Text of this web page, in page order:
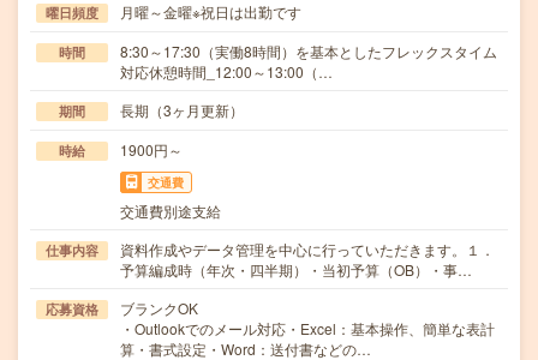
曜日頻度 月曜～金曜※祝日は出勤です
時間
8:30～17:30（実働8時間）を基本としたフレックスタイム
対応休憩時間_12:00～13:00（…
期間 長期（3ヶ月更新）
時給 1900円～
交通費
交通費別途支給
仕事内容
資料作成やデータ管理を中心に行っていただきます。１．
予算編成時（年次・四半期）・当初予算（OB）・事…
応募資格
ブランクOK
・Outlookでのメール対応・Excel：基本操作、簡単な表計
算・書式設定・Word：送付書などの…